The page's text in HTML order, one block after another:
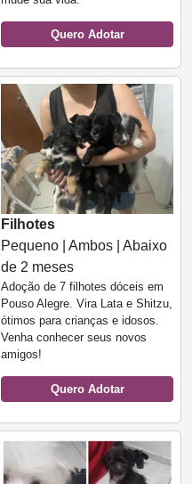
Quero Adotar
Filhotes
Pequeno | Ambos | Abaixo
de 2 meses
Adoção de 7 filhotes dóceis em
Pouso Alegre. Vira Lata e Shitzu,
ótimos para crianças e idosos.
Venha conhecer seus novos
amigos!
Quero Adotar